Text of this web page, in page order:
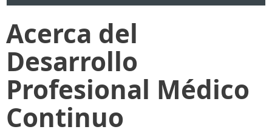
Acerca del
Desarrollo
Profesional Médico
Continuo